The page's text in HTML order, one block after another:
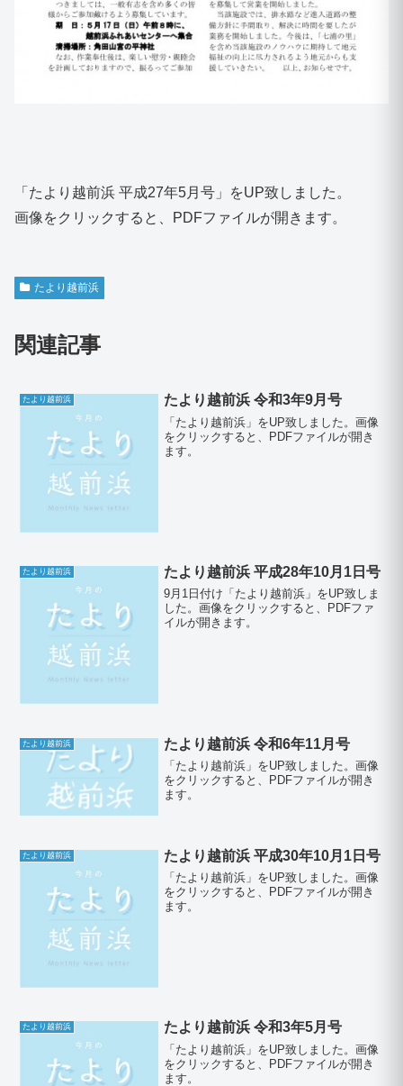
「たより越前浜 平成27年5月号」をUP致しました。
画像をクリックすると、PDFファイルが開きます。
たより越前浜
関連記事
たより越前浜 たより越前浜 令和3年9月号
「たより越前浜」をUP致しました。画像
をクリックすると、PDFファイルが開き
ます。
たより越前浜 たより越前浜 平成28年10月1日号
9月1日付け「たより越前浜」をUP致しま
した。画像をクリックすると、PDFファ
イルが開きます。
たより越前浜 たより越前浜 令和6年11月号
「たより越前浜」をUP致しました。画像
をクリックすると、PDFファイルが開き
ます。
たより越前浜 たより越前浜 平成30年10月1日号
「たより越前浜」をUP致しました。画像
をクリックすると、PDFファイルが開き
ます。
たより越前浜 たより越前浜 令和3年5月号
「たより越前浜」をUP致しました。画像
をクリックすると、PDFファイルが開き
ます。